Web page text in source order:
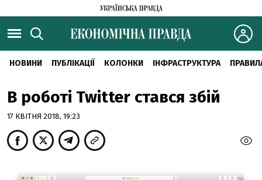
НОВИНИ ПУБЛІКАЦІЇ КОЛОНКИ ІНФРАСТРУКТУРА
В роботі Twitter стався збій
17 КВІТНЯ 2018, 19:23